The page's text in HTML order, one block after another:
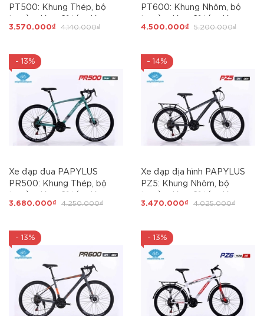
PT500: Khung Thép, bộ
phanh đĩa, Giá bình dân
3.570.000₫ 4.140.000₫
PT600: Khung Nhôm, bộ
phanh đĩa, HÓT NHẤT
4.500.000₫ 5.200.000₫
- 13%
Xe đạp đua PAPYLUS
PR500: Khung Thép, bộ
phanh đĩa, GIÁ RẺ bán chạy
3.680.000₫ 4.250.000₫
- 14%
Xe đạp địa hình PAPYLUS
PZ5: Khung Nhôm, bộ
phanh đĩa, Bánh 24, Quá
3.470.000₫ 4.025.000₫
- 13% - 13%